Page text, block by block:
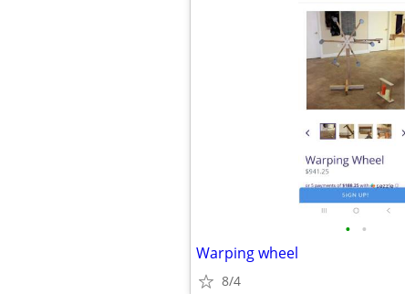
• •
Warping wheel
8/4